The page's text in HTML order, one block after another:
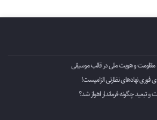
و هویت ملی در قالب موسیقی
نهادهای نظارتی الزامیست!
چگونه فرماندار اهواز شد؟